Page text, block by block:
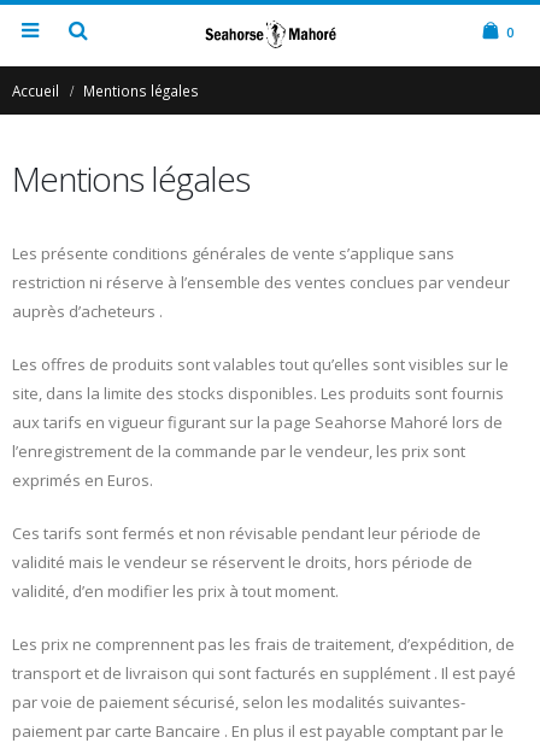
0
Accueil Mentions légales
Mentions légales
Les présente conditions générales de vente s’applique sans
restriction ni réserve à l’ensemble des ventes conclues par vendeur
auprès d’acheteurs .
Les offres de produits sont valables tout qu’elles sont visibles sur le
site, dans la limite des stocks disponibles. Les produits sont fournis
aux tarifs en vigueur figurant sur la page Seahorse Mahoré lors de
l’enregistrement de la commande par le vendeur, les prix sont
exprimés en Euros.
Ces tarifs sont fermés et non révisable pendant leur période de
validité mais le vendeur se réservent le droits, hors période de
validité, d’en modifier les prix à tout moment.
Les prix ne comprennent pas les frais de traitement, d’expédition, de
transport et de livraison qui sont facturés en supplément . Il est payé
par voie de paiement sécurisé, selon les modalités suivantes-
paiement par carte Bancaire . En plus il est payable comptant par le